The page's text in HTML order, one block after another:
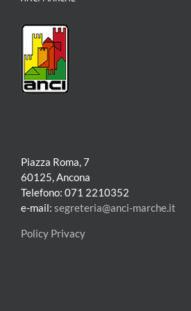
Piazza Roma, 7
60125, Ancona
Telefono: 071 2210352
e-mail: segreteria@anci-marche.it
Policy Privacy